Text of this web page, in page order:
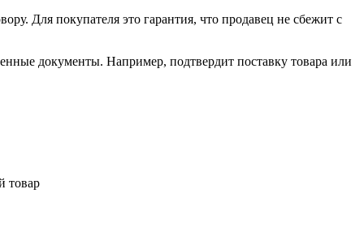
Для покупателя это гарантия, что продавец не сбежит с
документы. Например, подтвердит поставку товара или
товар